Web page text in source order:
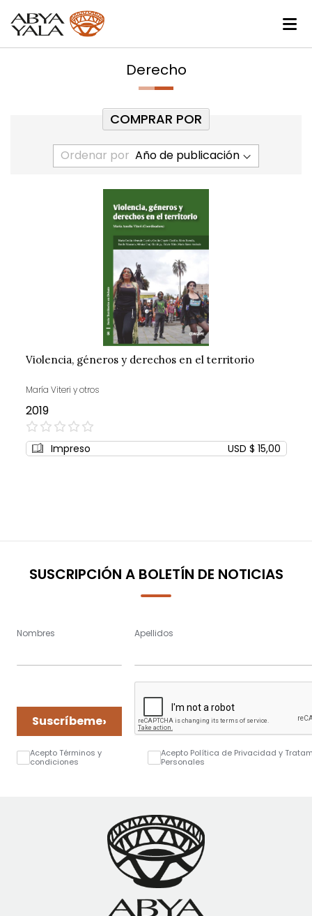
Derecho
Ordenar por
Violencia, géneros y derechos en el territorio
María Viteri y otros
2019
0%
Impreso USD $ 15,00
COMPRAR POR
SUSCRIPCIÓN A BOLETÍN DE NOTICIAS
Nombres Apellidos
Suscríbeme›
Acepto Términos y
condiciones
Acepto Política de Privacidad y
Personales